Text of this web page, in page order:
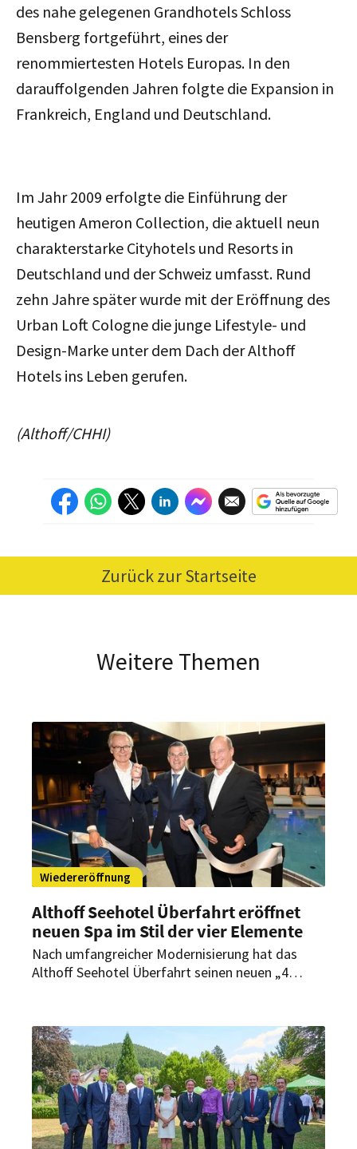
des nahe gelegenen Grandhotels Schloss
Bensberg fortgeführt, eines der
renommiertesten Hotels Europas. In den
darauffolgenden Jahren folgte die Expansion in
Frankreich, England und Deutschland.
Im Jahr 2009 erfolgte die Einführung der
heutigen Ameron Collection, die aktuell neun
charakterstarke Cityhotels und Resorts in
Deutschland und der Schweiz umfasst. Rund
zehn Jahre später wurde mit der Eröffnung des
Urban Loft Cologne die junge Lifestyle- und
Design-Marke unter dem Dach der Althoff
Hotels ins Leben gerufen.
(Althoff/CHHI)
Zurück zur Startseite
Weitere Themen
Wiedereröffnung
Althoff Seehotel Überfahrt eröffnet
neuen Spa im Stil der vier Elemente
Nach umfangreicher Modernisierung hat das
Althoff Seehotel Überfahrt seinen neuen „4
gestalterisches Leitmotiv die verschiedenen
Bereiche.